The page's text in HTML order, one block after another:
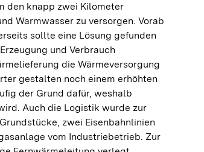
den knapp zwei Kilometer
Warmwasser zu versorgen. Vorab
sollte eine Lösung gefunden
und Verbrauch
die Wärmeversorgung
gestalten noch einem erhöhten
der Grund dafür, weshalb
Auch die Logistik wurde zur
zwei Eisenbahnlinien
vom Industriebetrieb. Zur